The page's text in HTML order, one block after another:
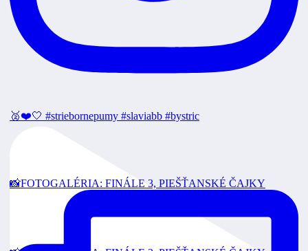
🥈❤️🤍 #striebornepumy #slaviabb #bystric
📸FOTOGALÉRIA: FINÁLE 3, PIEŠŤANSKÉ ČAJKY